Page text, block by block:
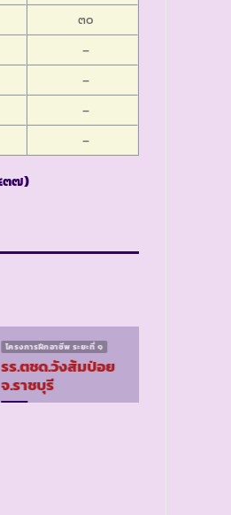
๓๐
–
–
–
–
๓๗)
โครงการฝึกอาชีพ ระยะที่ ๑
รร.ตชด.วังส้มป่อย
จ.ราชบุรี